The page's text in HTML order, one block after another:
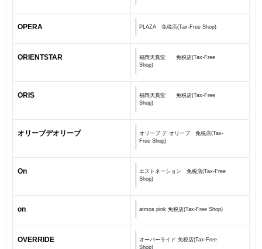
OPERA PLAZA 免税店(Tax-Free Shop)
ORIENTSTAR
福岡天賞堂 免税店(Tax-Free
Shop)
ORIS
福岡天賞堂 免税店(Tax-Free
Shop)
オリーブデオリーブ
オリーブ デ オリーブ 免税店(Tax-
Free Shop)
On
エストネーション 免税店(Tax-Free
Shop)
on atmos pink 免税店(Tax-Free Shop)
OVERRIDE
オーバーライド 免税店(Tax-Free
Shop)